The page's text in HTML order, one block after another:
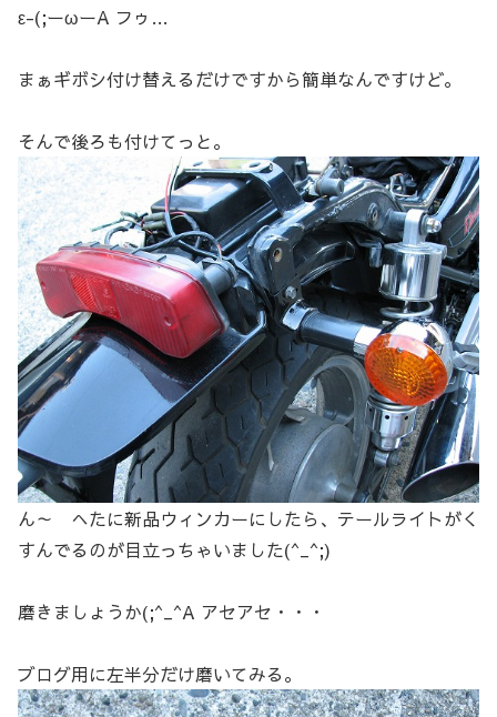
ε-(;ーωーA フゥ…
まぁギボシ付け替えるだけですから簡単なんですけど。
そんで後ろも付けてっと。
ん～ へたに新品ウィンカーにしたら、テールライトがく
すんでるのが目立っちゃいました(^_^;)
磨きましょうか(;^_^A アセアセ・・・
ブログ用に左半分だけ磨いてみる。